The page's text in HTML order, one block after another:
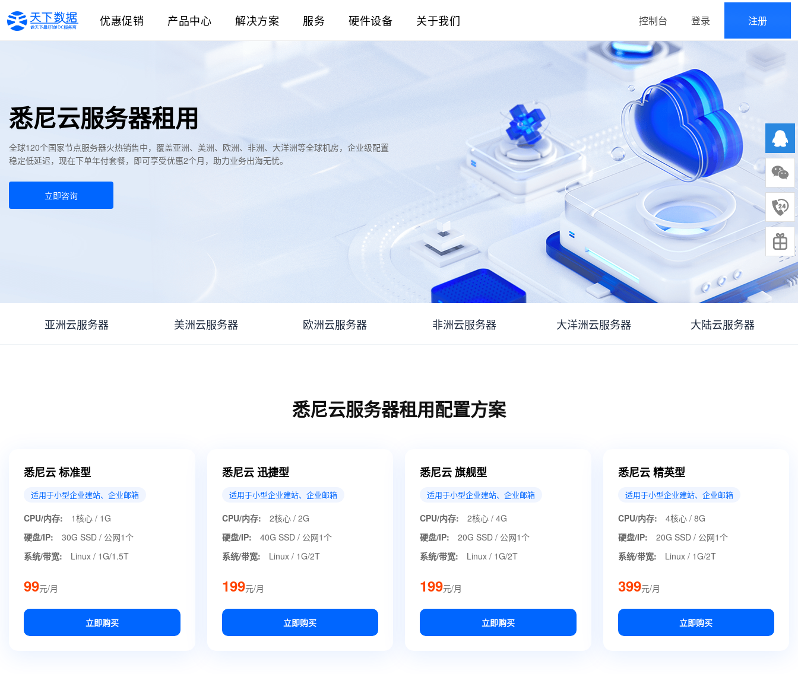
优惠促销 产品中心 解决方案 服务 硬件设备 关于我们 控制台 登录 注册
悉尼云服务器租用
全球120个国家节点服务器火热销售中，覆盖亚洲、美洲、欧洲、非洲、大洋洲等全球机房，企业级配置
稳定低延迟，现在下单年付套餐，即可享受优惠2个月，助力业务出海无忧。
立即咨询
亚洲云服务器 美洲云服务器 欧洲云服务器 非洲云服务器 大洋洲云服务器 大陆云服务器
悉尼云服务器租用配置方案
悉尼云 标准型
适用于小型企业建站、企业邮箱
CPU/内存:
1核心 / 1G
硬盘/IP:
30G SSD / 公网1个
系统/带宽:
Linux / 1G/1.5T
99元/月
立即购买
悉尼云 迅捷型
适用于小型企业建站、企业邮箱
CPU/内存:
2核心 / 2G
硬盘/IP:
40G SSD / 公网1个
系统/带宽:
Linux / 1G/2T
199元/月
立即购买
悉尼云 旗舰型
适用于小型企业建站、企业邮箱
CPU/内存:
2核心 / 4G
硬盘/IP:
20G SSD / 公网1个
系统/带宽:
Linux / 1G/2T
199元/月
立即购买
悉尼云 精英型
适用于小型企业建站、企业邮箱
CPU/内存:
4核心 / 8G
硬盘/IP:
20G SSD / 公网1个
系统/带宽:
Linux / 1G/2T
399元/月
立即购买